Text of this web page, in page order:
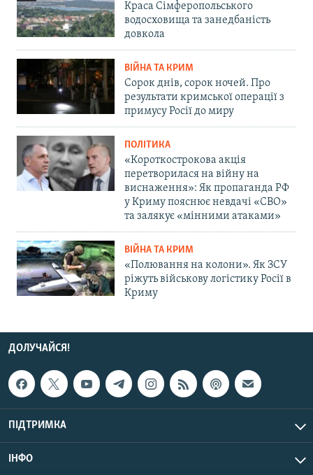
Краса Сімферопольського
водосховища та занедбаність
довкола
ВІЙНА ТА КРИМ
Сорок днів, сорок ночей. Про
результати кримської операції з
примусу Росії до миру
ПОЛІТИКА
«Короткострокова акція
перетворилася на війну на
виснаження»: Як пропаганда РФ
у Криму пояснює невдачі «СВО»
та залякує «мінними атаками»
ВІЙНА ТА КРИМ
«Полювання на колони». Як ЗСУ
ріжуть військову логістику Росії в
Криму
ДОЛУЧАЙСЯ!
ПІДТРИМКА
ІНФО